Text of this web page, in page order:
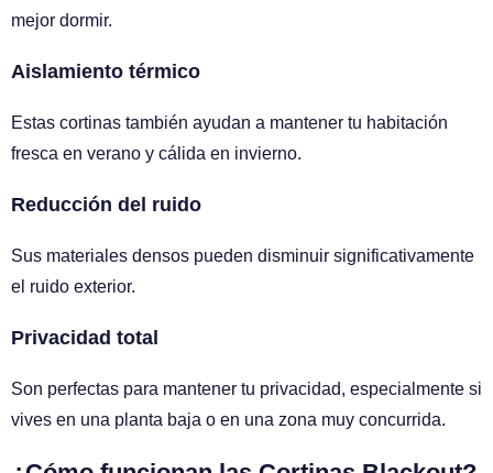
mejor dormir.
Aislamiento térmico
Estas cortinas también ayudan a mantener tu habitación
fresca en verano y cálida en invierno.
Reducción del ruido
Sus materiales densos pueden disminuir significativamente
el ruido exterior.
Privacidad total
Son perfectas para mantener tu privacidad, especialmente si
vives en una planta baja o en una zona muy concurrida.